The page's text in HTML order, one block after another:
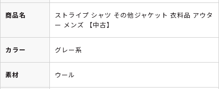
商品名
ストライプ シャツ その他ジャケット 衣料品 アウタ
ー メンズ 【中古】
カラー グレー系
素材 ウール